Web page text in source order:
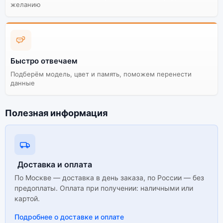
желанию
Быстро отвечаем
Подберём модель, цвет и память, поможем перенести
данные
Полезная информация
Доставка и оплата
По Москве — доставка в день заказа, по России — без
предоплаты. Оплата при получении: наличными или
картой.
Подробнее о доставке и оплате